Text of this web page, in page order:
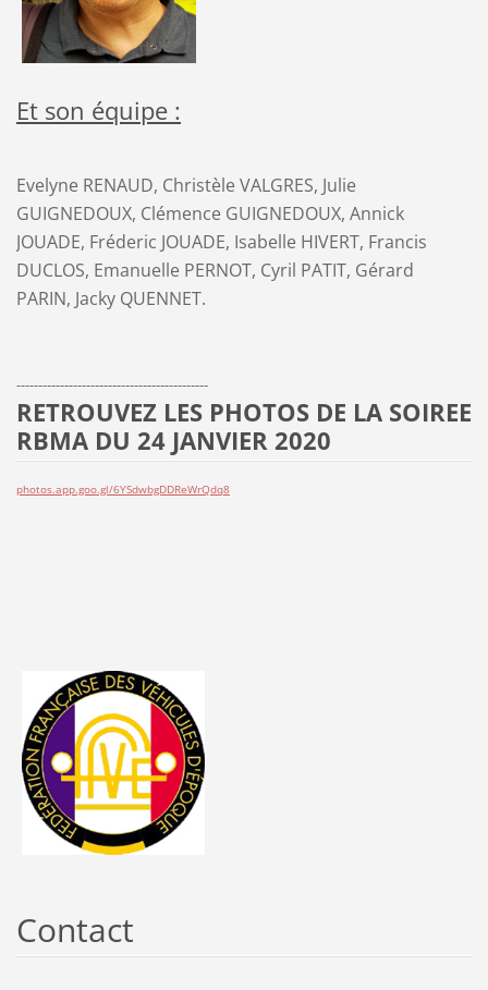
Et son équipe :
Evelyne RENAUD, Christèle VALGRES, Julie
GUIGNEDOUX, Clémence GUIGNEDOUX, Annick
JOUADE, Fréderic JOUADE, Isabelle HIVERT, Francis
DUCLOS, Emanuelle PERNOT, Cyril PATIT, Gérard
PARIN, Jacky QUENNET.
--------------------------------------------
RETROUVEZ LES PHOTOS DE LA SOIREE
RBMA DU 24 JANVIER 2020
photos.app.goo.gl/6YSdwbgDDReWrQdq8
Contact